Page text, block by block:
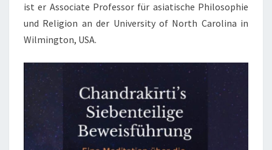
ist er Associate Professor für asiatische Philosophie
und Religion an der University of North Carolina in
Wilmington, USA.